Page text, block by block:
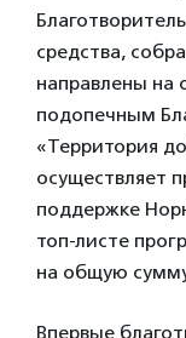
средства,
направлены
подопечным
«Территория
осуществляет
поддержке
топ-листе
на общую
Впервые